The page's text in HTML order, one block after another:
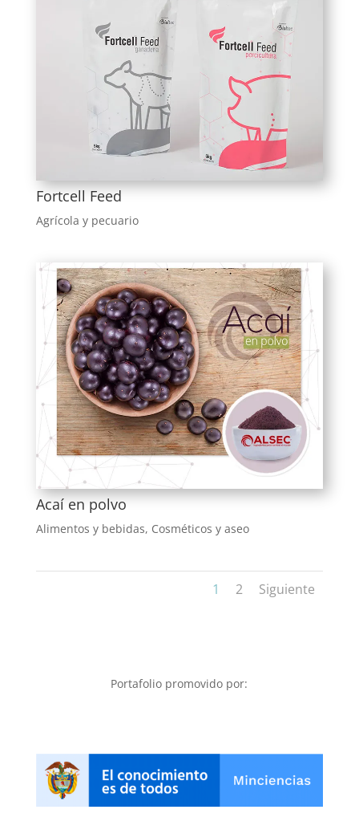
Fortcell Feed
Agrícola y pecuario
Acaí en polvo
Alimentos y bebidas, Cosméticos y aseo
1 2 Siguiente
Portafolio promovido por: